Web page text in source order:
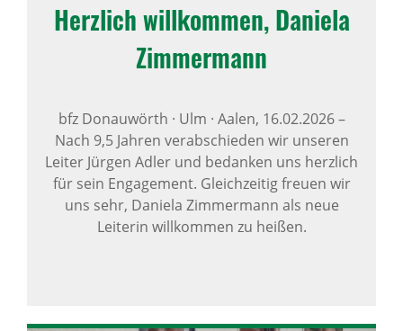
Herz­lich will­kommen, Daniela
Zimmer­mann
bfz Donauwörth · Ulm · Aalen, 16.02.2026–
Nach 9,5 Jahren verabschieden wir unseren
Leiter Jürgen Adler und bedanken uns herzlich
für sein Engagement. Gleichzeitig freuen wir
uns sehr, Daniela Zimmermann als neue
Leiterin willkommen zu heißen.